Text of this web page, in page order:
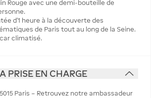
Rouge avec une demi-bouteille de
d'1 heure à la découverte des
de Paris tout au long de la Seine.
climatisé.
PRISE EN CHARGE
Paris – Retrouvez notre ambassadeur